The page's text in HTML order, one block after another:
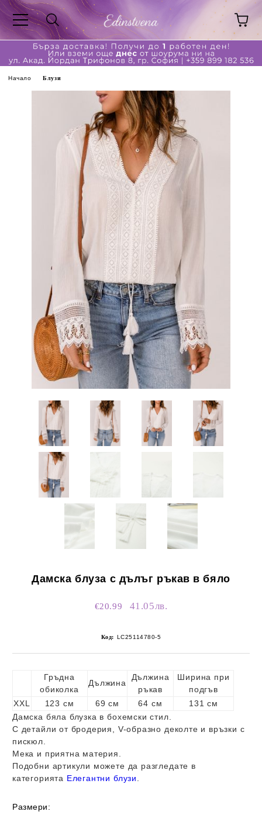
Начало Блузи
Дамска блуза с дълъг ръкав в бяло
€20.99 41.05лв.
Код: LC25114780-5
Гръдна
обиколка
Дължина
Дължина
ръкав
Ширина при
подгъв
XXL
123 см 69 см 64 см
131 см
Дамска бяла блузка в бохемски стил.
С детайли от бродерия, V-образно деколте и връзки с
пискюл.
Мека и приятна материя.
Подобни артикули можете да разгледате в
категорията Елегантни блузи
Размери: